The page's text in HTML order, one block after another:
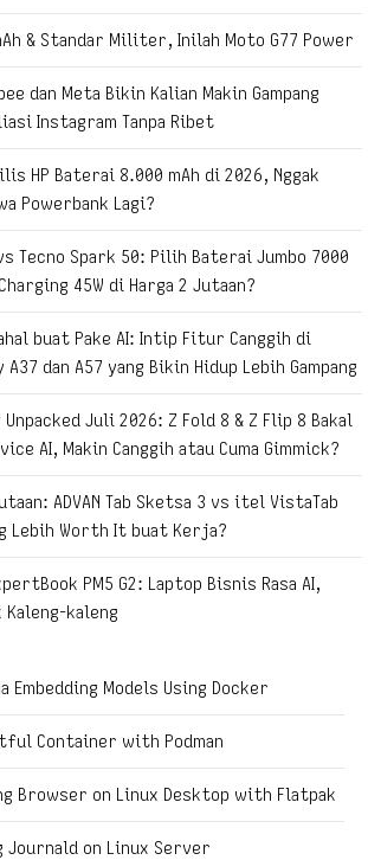
& Standar Militer, Inilah Moto G77 Power
dan Meta Bikin Kalian Makin Gampang
Instagram Tanpa Ribet
HP Baterai 8.000 mAh di 2026, Nggak
Powerbank Lagi?
Tecno Spark 50: Pilih Baterai Jumbo 7000
45W di Harga 2 Jutaan?
buat Pake AI: Intip Fitur Canggih di
A37 dan A57 yang Bikin Hidup Lebih Gampang
Unpacked Juli 2026: Z Fold 8 & Z Flip 8 Bakal
AI, Makin Canggih atau Cuma Gimmick?
ADVAN Tab Sketsa 3 vs itel VistaTab
Lebih Worth It buat Kerja?
PM5 G2: Laptop Bisnis Rasa AI,
Kaleng-kaleng
Embedding Models Using Docker
Container with Podman
Browser on Linux Desktop with Flatpak
Journald on Linux Server